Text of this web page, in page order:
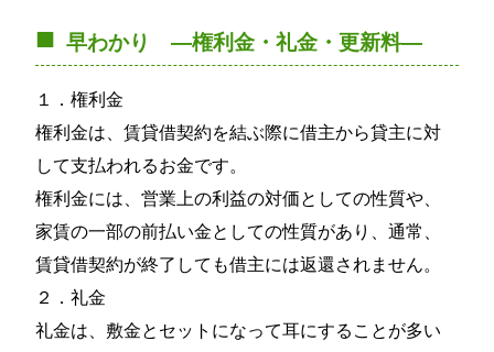
早わかり ―権利金・礼金・更新料―
１．権利金
権利金は、賃貸借契約を結ぶ際に借主から貸主に対
して支払われるお金です。
権利金には、営業上の利益の対価としての性質や、
家賃の一部の前払い金としての性質があり、通常、
賃貸借契約が終了しても借主には返還されません。
２．礼金
礼金は、敷金とセットになって耳にすることが多い